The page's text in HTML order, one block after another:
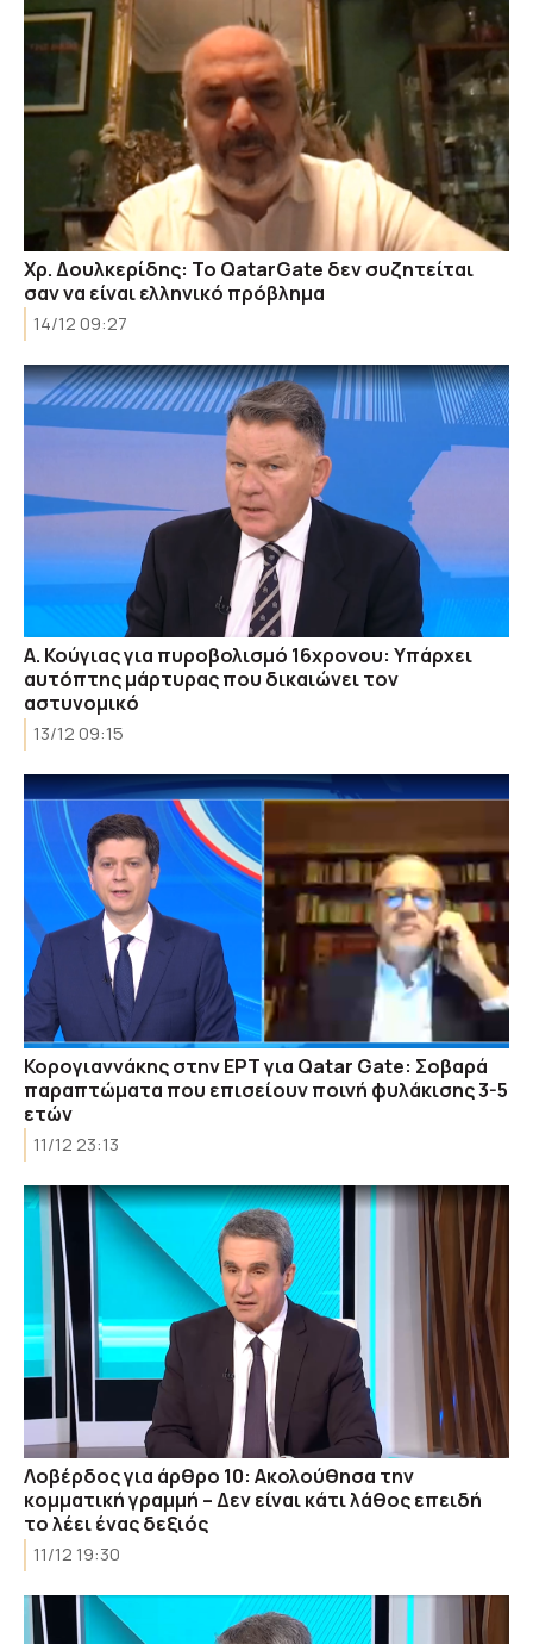
Χρ. Δουλκερίδης: Το QatarGate δεν συζητείται
σαν να είναι ελληνικό πρόβλημα
14/12 09:27
Α. Κούγιας για πυροβολισμό 16χρονου: Υπάρχει
αυτόπτης μάρτυρας που δικαιώνει τον
αστυνομικό
13/12 09:15
Κορογιαννάκης στην ΕΡΤ για Qatar Gate: Σοβαρά
παραπτώματα που επισείουν ποινή φυλάκισης 3-5
ετών
11/12 23:13
Λοβέρδος για άρθρο 10: Ακολούθησα την
κομματική γραμμή – Δεν είναι κάτι λάθος επειδή
το λέει ένας δεξιός
11/12 19:30